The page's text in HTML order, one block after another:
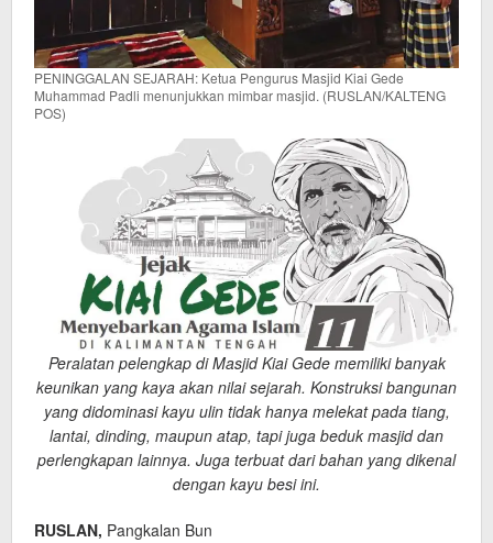
PENINGGALAN SEJARAH: Ketua Pengurus Masjid Kiai Gede
Muhammad Padli menunjukkan mimbar masjid. (RUSLAN/KALTENG
POS)
Peralatan pelengkap di Masjid Kiai Gede memiliki banyak
keunikan yang kaya akan nilai sejarah. Konstruksi bangunan
yang didominasi kayu ulin tidak hanya melekat pada tiang,
lantai, dinding, maupun atap, tapi juga beduk masjid dan
perlengkapan lainnya. Juga terbuat dari bahan yang dikenal
dengan kayu besi ini.
RUSLAN, Pangkalan Bun